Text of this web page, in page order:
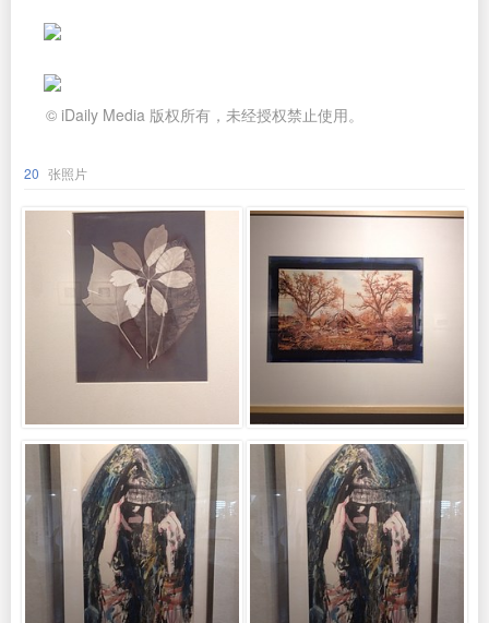
© iDaily Media 版权所有，未经授权禁止使用。
20 张照片